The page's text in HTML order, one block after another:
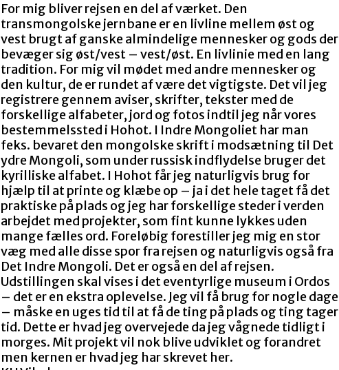
For mig bliver rejsen en del af værket. Den
transmongolske jernbane er en livline mellem øst og
vest brugt af ganske almindelige mennesker og gods der
bevæger sig øst/vest – vest/øst. En livlinie med en lang
tradition. For mig vil mødet med andre mennesker og
den kultur, de er rundet af være det vigtigste. Det vil jeg
registrere gennem aviser, skrifter, tekster med de
forskellige alfabeter, jord og fotos indtil jeg når vores
bestemmelssted i Hohot. I Indre Mongoliet har man
feks. bevaret den mongolske skrift i modsætning til Det
ydre Mongoli, som under russisk indflydelse bruger det
kyrilliske alfabet. I Hohot får jeg naturligvis brug for
hjælp til at printe og klæbe op – ja i det hele taget få det
praktiske på plads og jeg har forskellige steder i verden
arbejdet med projekter, som fint kunne lykkes uden
mange fælles ord. Foreløbig forestiller jeg mig en stor
væg med alle disse spor fra rejsen og naturligvis også fra
Det Indre Mongoli. Det er også en del af rejsen.
Udstillingen skal vises i det eventyrlige museum i Ordos
– det er en ekstra oplevelse. Jeg vil få brug for nogle dage
– måske en uges tid til at få de ting på plads og ting tager
tid. Dette er hvad jeg overvejede da jeg vågnede tidligt i
morges. Mit projekt vil nok blive udviklet og forandret
men kernen er hvad jeg har skrevet her.